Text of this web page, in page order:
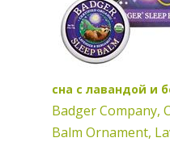
сна с лавандой и
Badger Company,
Balm Ornament,